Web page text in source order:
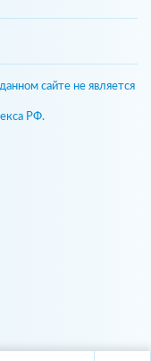
сайте не является
РФ.